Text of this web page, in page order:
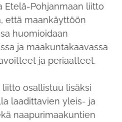
Etelä-Pohjanmaan liitto
että maankäyttöön
huomioidaan
ja maakuntakaavassa
ja periaatteet.
osallistuu lisäksi
laadittavien yleis- ja
naapurimaakuntien